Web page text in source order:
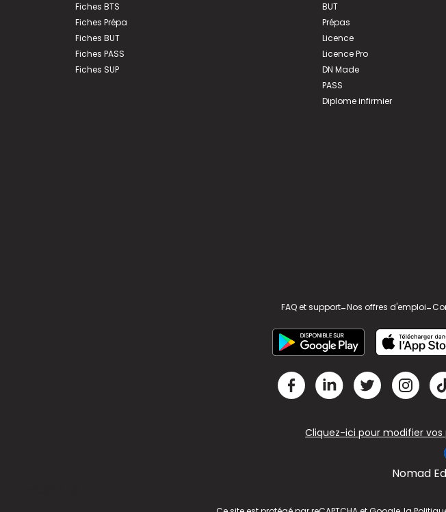
Fiches BTS
Fiches Prépa
Fiches BUT
Fiches PASS
Fiches SUP
BUT
Prépas
Licence
Licence Pro
DN Made
PASS
Diplome infirmier
FAQ et support-Nos offres d'emploi-
Cliquez-ici pour modifier
Nomad